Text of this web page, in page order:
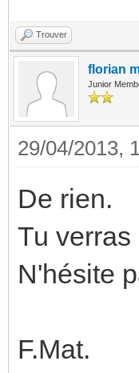
Trouver
florian
Junior
29/04/2013,
De rien.
Tu
N'hésite
F.Mat.